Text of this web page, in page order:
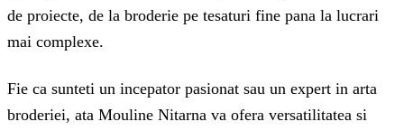
de proiecte, de la broderie pe tesaturi fine pana la lucrari
mai complexe.
Fie ca sunteti un incepator pasionat sau un expert in arta
broderiei, ata Mouline Nitarna va ofera versatilitatea si